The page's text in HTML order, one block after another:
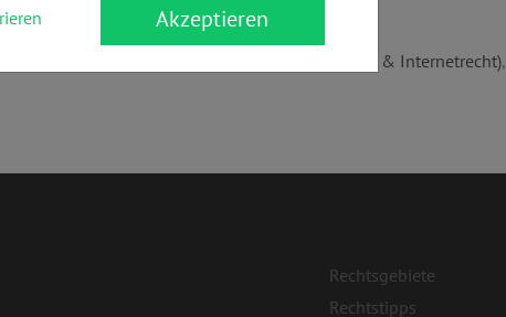
Informationstechnologierecht (IT-Recht & Internetrecht),
Rechtsgebiete
Rechtstipps
Akzeptieren